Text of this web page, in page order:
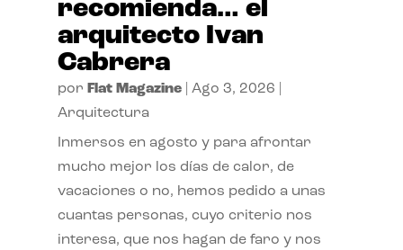
recomienda… el
arquitecto Ivan
Cabrera
por Flat Magazine| Ago 3, 2026
Arquitectura
Inmersos en agosto y para afrontar
mucho mejor los días de calor, de
vacaciones o no, hemos pedido a unas
cuantas personas, cuyo criterio nos
interesa, que nos hagan de faro y nos